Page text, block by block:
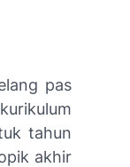
pas
tahun
akhir